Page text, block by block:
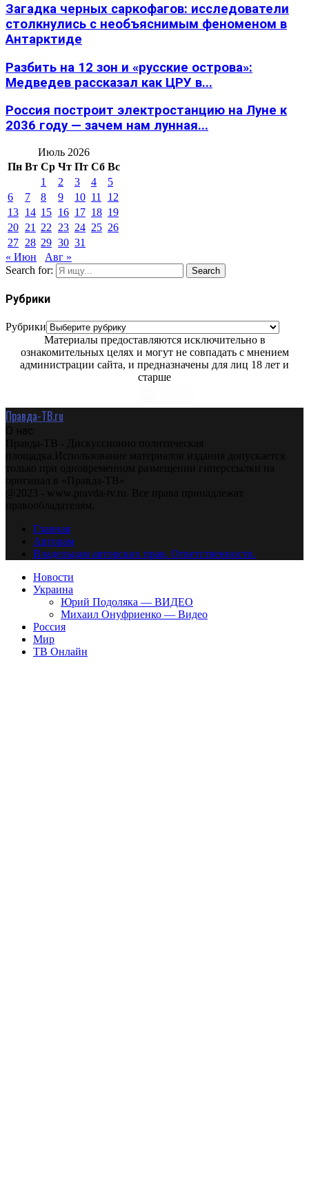
Загадка черных саркофагов: исследователи
столкнулись с необъяснимым феноменом в
Антарктиде
Разбить на 12 зон и «русские острова»:
Медведев рассказал как ЦРУ в...
Россия построит электростанцию на Луне к
2036 году — зачем нам лунная...
Июль 2026
Пн Вт Ср Чт Пт Сб Вс
1
2 3 4
5
6
7 8 9 10 11
12
13 14 15 16 17 18 19
20 21 22 23 24 25 26
27 28 29 30 31
« Июн
Авг »
Search for:
Search
Рубрики
Рубрики
Материалы предоставляются исключительно в
ознакомительных целях и могут не совпадать с мнением
администрации сайта, и предназначены для лиц 18 лет и
старше
Правда-ТВ.ru
О нас
Правда-ТВ - Дискуссионно политическая
площадка.Использование материалов издания допускается
только при одновременном размещении гиперссылки на
оригинал в «Правда-ТВ»
@2023 - www.pravda-tv.ru. Все права принадлежат
правообладателям.
Главная
Авторам
Владельцам авторских прав. Ответственности.
Новости
Украина
Юрий Подоляка — ВИДЕО
Михаил Онуфриенко — Видео
Россия
Мир
ТВ Онлайн